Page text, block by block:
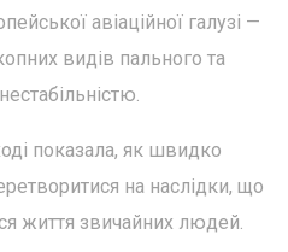
авіаційної галузі —
видів пального та
показала, як швидко
на наслідки, що
життя звичайних людей.